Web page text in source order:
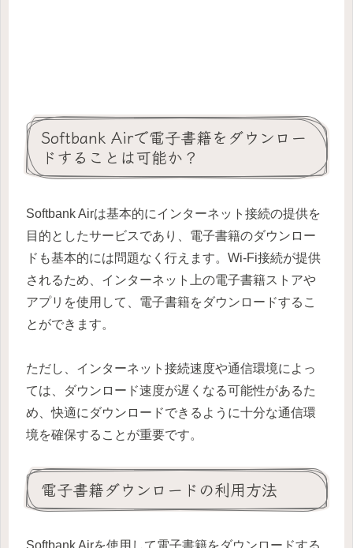
Softbank Airで電子書籍をダウンロー
ドすることは可能か？
Softbank Airは基本的にインターネット接続の提供を
目的としたサービスであり、電子書籍のダウンロー
ドも基本的には問題なく行えます。Wi-Fi接続が提供
されるため、インターネット上の電子書籍ストアや
アプリを使用して、電子書籍をダウンロードするこ
とができます。
ただし、インターネット接続速度や通信環境によっ
ては、ダウンロード速度が遅くなる可能性があるた
め、快適にダウンロードできるように十分な通信環
境を確保することが重要です。
電子書籍ダウンロードの利用方法